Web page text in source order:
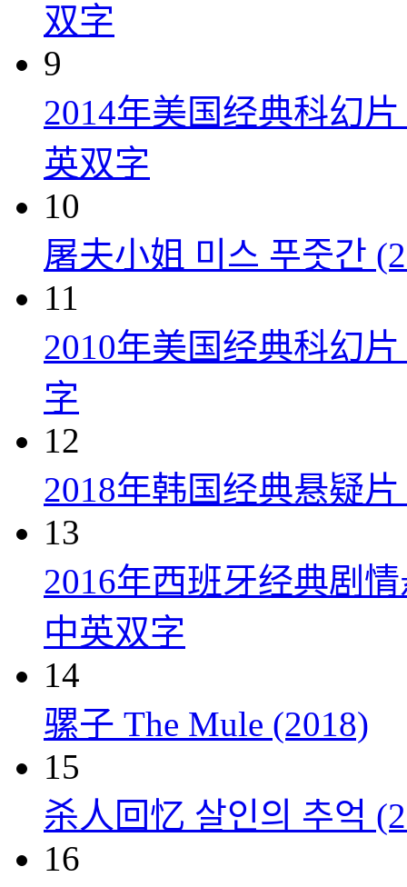
双字
9
2014年美国经典科幻
英双字
10
屠夫小姐 미스 푸줏간
11
2010年美国经典科幻
字
12
2018年韩国经典悬疑
13
2016年西班牙经典剧
中英双字
14
骡子 The Mule (2018)
15
杀人回忆 살인의 추억
16